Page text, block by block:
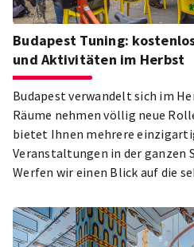
Budapest Tuning:
und Aktivitäten im Herbst
Budapest verwandelt sich im
Räume nehmen völlig neue
bietet Ihnen mehrere
Veranstaltungen in der ganzen
Werfen wir einen Blick auf die